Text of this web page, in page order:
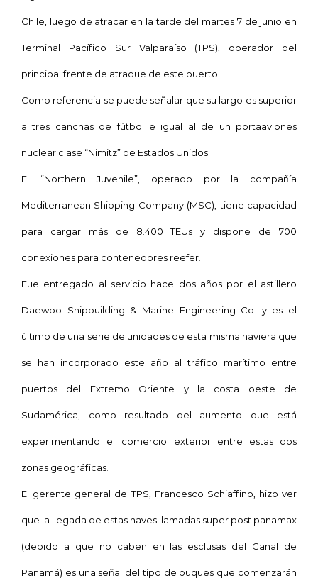
Chile, luego de atracar en la tarde del martes 7 de junio en
Terminal Pacífico Sur Valparaíso (TPS), operador del
principal frente de atraque de este puerto.
Como referencia se puede señalar que su largo es superior
a tres canchas de fútbol e igual al de un portaaviones
nuclear clase “Nimitz” de Estados Unidos.
El “Northern Juvenile”, operado por la compañía
Mediterranean Shipping Company (MSC), tiene capacidad
para cargar más de 8.400 TEUs y dispone de 700
conexiones para contenedores reefer.
Fue entregado al servicio hace dos años por el astillero
Daewoo Shipbuilding & Marine Engineering Co. y es el
último de una serie de unidades de esta misma naviera que
se han incorporado este año al tráfico marítimo entre
puertos del Extremo Oriente y la costa oeste de
Sudamérica, como resultado del aumento que está
experimentando el comercio exterior entre estas dos
zonas geográficas.
El gerente general de TPS, Francesco Schiaffino, hizo ver
que la llegada de estas naves llamadas super post panamax
(debido a que no caben en las esclusas del Canal de
Panamá) es una señal del tipo de buques que comenzarán